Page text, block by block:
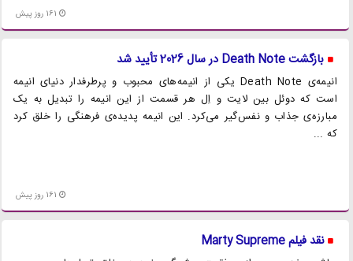
161 روز پیش
بازگشت Death Note در سال 2026 تأیید شد
انیمه‌ی Death Note یکی از انیمه‌های محبوب و پرطرفدار دنیای انیمه
است که دوئل بین لایت و اِل هر قسمت از این انیمه را تبدیل به یک
مبارزه‌ی جذاب و نفس‌گیر می‌کرد. این انیمه پدیده‌ی فرهنگی‌ را خلق کرد
که ...
161 روز پیش
نقد فیلم Marty Supreme